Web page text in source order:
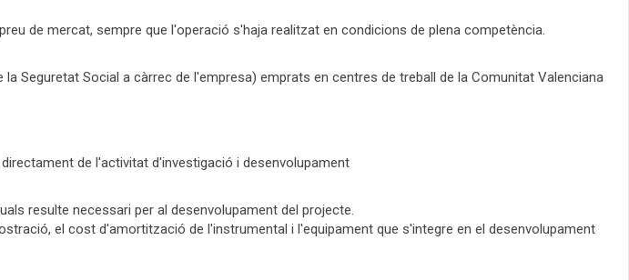
de mercat, sempre que l'operació s'haja realitzat en condicions de plena competència.
Seguretat Social a càrrec de l'empresa) emprats en centres de treball de la Comunitat Valenciana
de l'activitat d'investigació i desenvolupament
resulte necessari per al desenvolupament del projecte.
el cost d'amortització de l'instrumental i l'equipament que s'integre en el desenvolupament